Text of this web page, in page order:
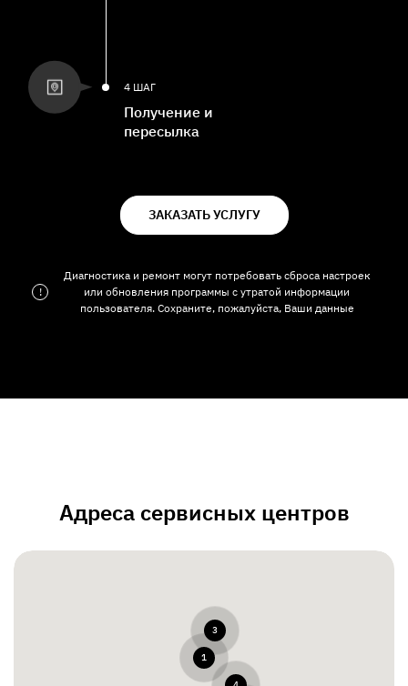
4 ШАГ
Получение и
пересылка
ЗАКАЗАТЬ УСЛУГУ
!
Диагностика и ремонт могут потребовать сброса настроек
или обновления программы с утратой информации
пользователя. Сохраните, пожалуйста, Ваши данные
Адреса сервисных центров
1
3